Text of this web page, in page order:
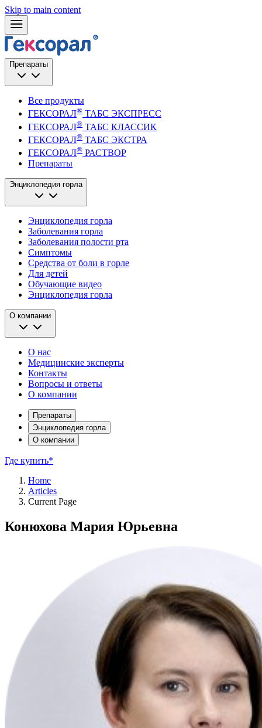
Skip to main content
Препараты
Все продукты
ГЕКСОРАЛ® ТАБС ЭКСПРЕСС
ГЕКСОРАЛ® ТАБС КЛАССИК
ГЕКСОРАЛ® ТАБС ЭКСТРА
ГЕКСОРАЛ® РАСТВОР
Препараты
Энциклопедия горла
Энциклопедия горла
Заболевания горла
Заболевания полости рта
Симптомы
Средства от боли в горле
Для детей
Обучающие видео
Энциклопедия горла
О компании
О нас
Медицинские эксперты
Контакты
Вопросы и ответы
О компании
Препараты
Энциклопедия горла
О компании
Где купить*
Home
Articles
Current Page
Конюхова Мария Юрьевна